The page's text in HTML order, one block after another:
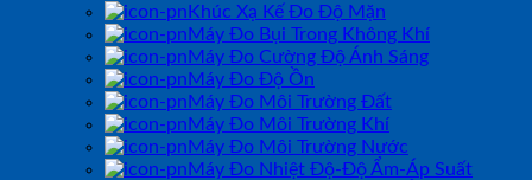
Khúc Xạ Kế Đo Độ Mặn
Máy Đo Bụi Trong Không Khí
Máy Đo Cường Độ Ánh Sáng
Máy Đo Độ Ồn
Máy Đo Môi Trường Đất
Máy Đo Môi Trường Khí
Máy Đo Môi Trường Nước
Máy Đo Nhiệt Độ-Độ Ẩm-Áp Suất